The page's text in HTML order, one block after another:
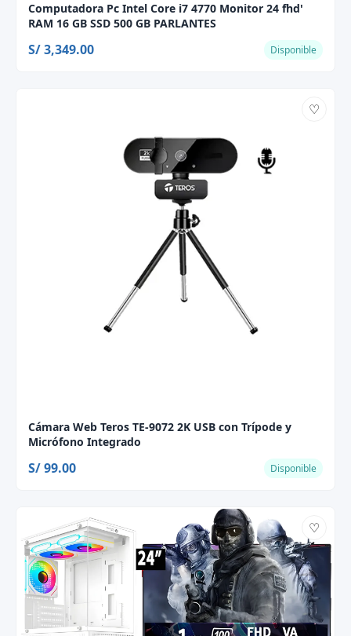
Computadora Pc Intel Core i7 4770 Monitor 24 fhd'
RAM 16 GB SSD 500 GB PARLANTES
S/ 3,349.00 Disponible
♡
Cámara Web Teros TE-9072 2K USB con Trípode y
Micrófono Integrado
S/ 99.00 Disponible
♡